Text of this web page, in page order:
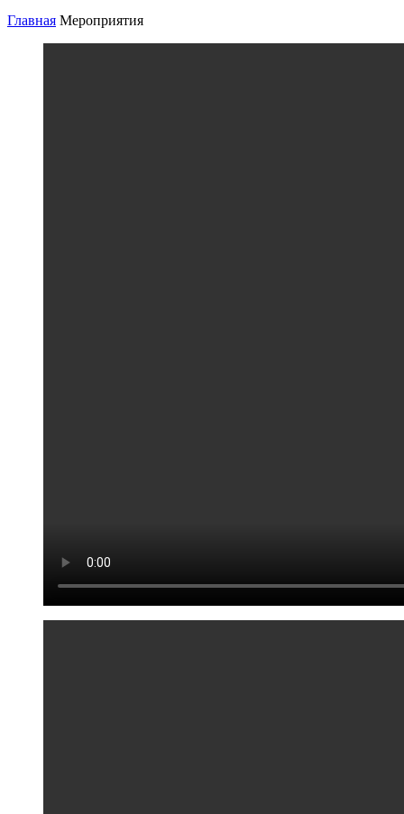
Главная Мероприятия